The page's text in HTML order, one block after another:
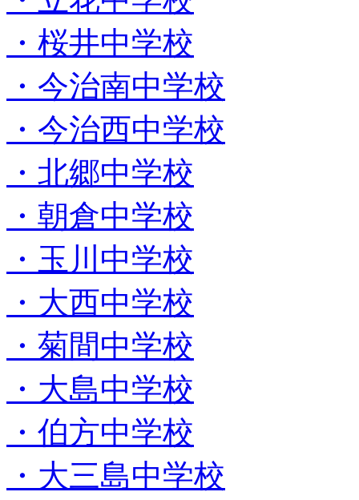
・桜井中学校
・今治南中学校
・今治西中学校
・北郷中学校
・朝倉中学校
・玉川中学校
・大西中学校
・菊間中学校
・大島中学校
・伯方中学校
・大三島中学校